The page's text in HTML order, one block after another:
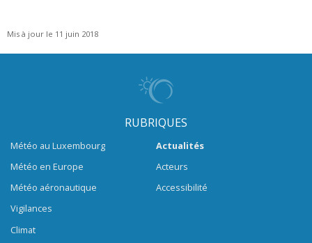
Mis à jour le 11 juin 2018
RUBRIQUES
Météo au Luxembourg
Météo en Europe
Météo aéronautique
Vigilances
Climat
Actualités
Acteurs
Accessibilité